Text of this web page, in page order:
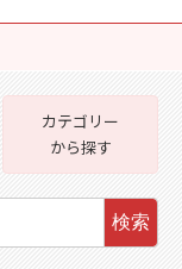
カテゴリー
から探す
検索